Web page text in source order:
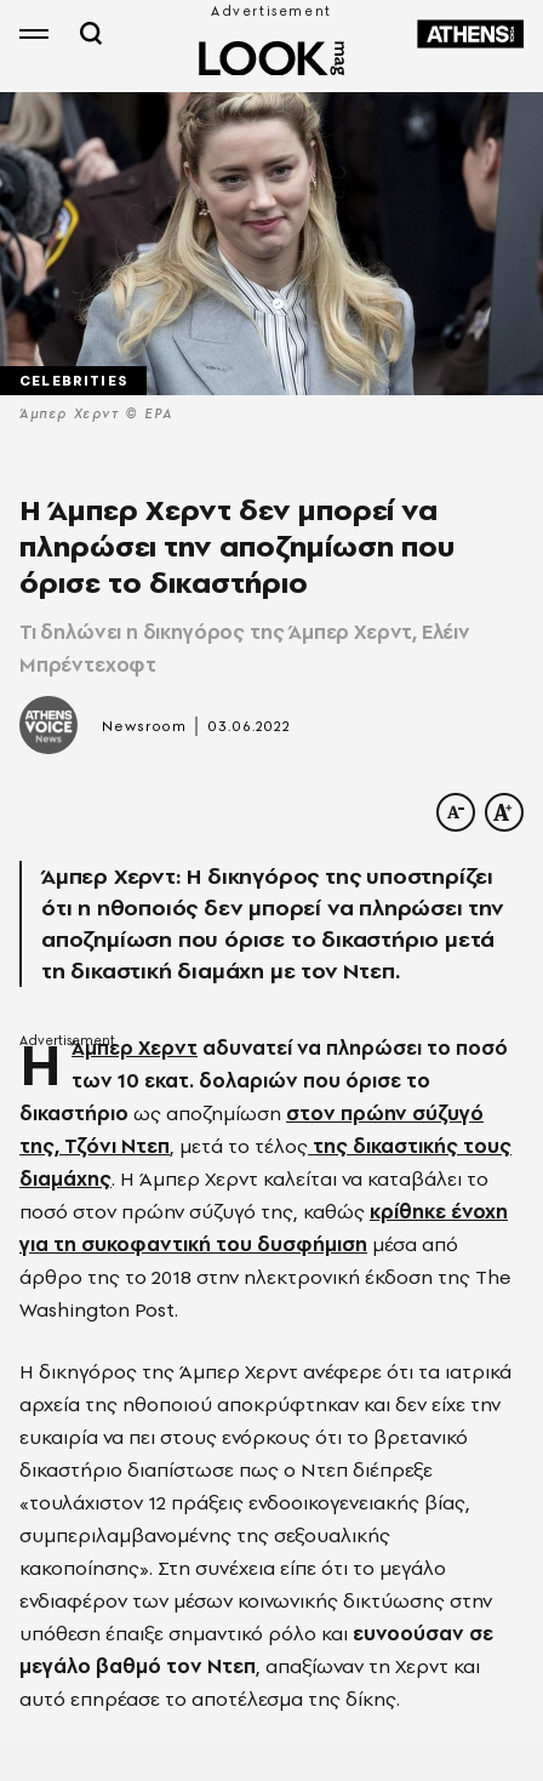
Άμπερ Χερντ © EPA
CELEBRITIES
Η Άμπερ Χερντ δεν μπορεί να
πληρώσει την αποζημίωση που
όρισε το δικαστήριο
Τι δηλώνει η δικηγόρος της Άμπερ Χερντ, Ελέιν
Μπρέντεχοφτ
Newsroom 03.06.2022
Άμπερ Χερντ: Η δικηγόρος της υποστηρίζει
ότι η ηθοποιός δεν μπορεί να πληρώσει την
αποζημίωση που όρισε το δικαστήριο μετά
τη δικαστική διαμάχη με τον Ντεπ.
Η Άμπερ Χερντ αδυνατεί να πληρώσει το ποσό
των 10 εκατ. δολαριών που όρισε το
δικαστήριο ως αποζημίωση στον πρώην σύζυγό
της, Τζόνι Ντεπ, μετά το τέλος της δικαστικής τους
διαμάχης. Η Άμπερ Χερντ καλείται να καταβάλει το
ποσό στον πρώην σύζυγό της, καθώς κρίθηκε ένοχη
για τη συκοφαντική του δυσφήμιση μέσα από
άρθρο της το 2018 στην ηλεκτρονική έκδοση της The
Washington Post.
Η δικηγόρος της Άμπερ Χερντ ανέφερε ότι τα ιατρικά
αρχεία της ηθοποιού αποκρύφτηκαν και δεν είχε την
ευκαιρία να πει στους ενόρκους ότι το βρετανικό
δικαστήριο διαπίστωσε πως ο Ντεπ διέπρεξε
«τουλάχιστον 12 πράξεις ενδοοικογενειακής βίας,
συμπεριλαμβανομένης της σεξουαλικής
κακοποίησης». Στη συνέχεια είπε ότι το μεγάλο
ενδιαφέρον των μέσων κοινωνικής δικτύωσης στην
υπόθεση έπαιξε σημαντικό ρόλο και ευνοούσαν σε
μεγάλο βαθμό τον Ντεπ, απαξίωναν τη Χερντ και
αυτό επηρέασε το αποτέλεσμα της δίκης.